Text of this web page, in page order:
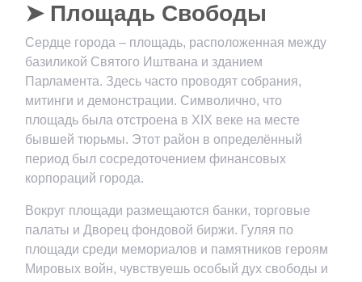
➤ Площадь Свободы
Сердце города – площадь, расположенная между
базиликой Святого Иштвана и зданием
Парламента. Здесь часто проводят собрания,
митинги и демонстрации. Символично, что
площадь была отстроена в XIX веке на месте
бывшей тюрьмы. Этот район в определённый
период был сосредоточением финансовых
корпораций города.
Вокруг площади размещаются банки, торговые
палаты и Дворец фондовой биржи. Гуляя по
площади среди мемориалов и памятников героям
Мировых войн, чувствуешь особый дух свободы и